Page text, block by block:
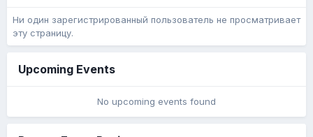
Ни один зарегистрированный пользователь не просматривает
эту страницу.
Upcoming Events
No upcoming events found